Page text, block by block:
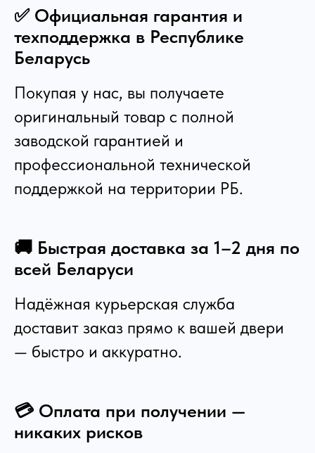
✅ Официальная гарантия и
техподдержка в Республике
Беларусь
Покупая у нас, вы получаете
оригинальный товар с полной
заводской гарантией и
профессиональной технической
поддержкой на территории РБ.
🚚 Быстрая доставка за 1–2 дня по
всей Беларуси
Надёжная курьерская служба
доставит заказ прямо к вашей двери
— быстро и аккуратно.
💳 Оплата при получении —
никаких рисков